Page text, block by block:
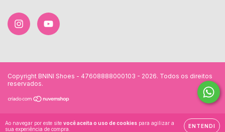
Ao navegar por este site você aceita o uso de cookies para agilizar a
sua experiência de compra.
ENTENDI
Copyright BNINI Shoes - 47608888000103 - 2026. Todos os direitos
reservados.